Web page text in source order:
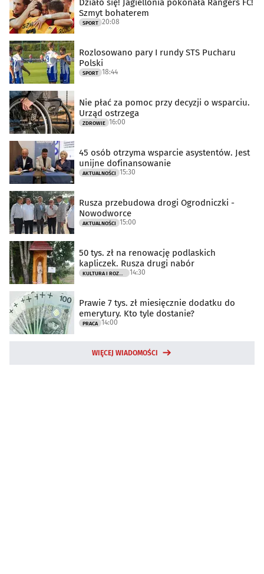
Działo się! Jagiellonia pokonała Rangers FC!
Szmyt bohaterem
SPORT 20:08
Rozlosowano pary I rundy STS Pucharu
Polski
SPORT 18:44
Nie płać za pomoc przy decyzji o wsparciu.
Urząd ostrzega
ZDROWIE 16:00
45 osób otrzyma wsparcie asystentów. Jest
unijne dofinansowanie
AKTUALNOŚCI 15:30
Rusza przebudowa drogi Ogrodniczki -
Nowodworce
AKTUALNOŚCI 15:00
50 tys. zł na renowację podlaskich
kapliczek. Rusza drugi nabór
KULTURA I ROZRYWKA 14:30
Prawie 7 tys. zł miesięcznie dodatku do
emerytury. Kto tyle dostanie?
PRACA 14:00
WIĘCEJ WIADOMOŚCI